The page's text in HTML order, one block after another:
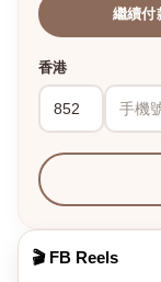
繼續付
香港
🎬 FB Reels